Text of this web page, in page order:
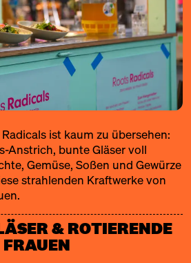
ist kaum zu übersehen:
Anstrich, bunte Gläser voll
Gemüse, Soßen und Gewürze
strahlenden Kraftwerke von
& ROTIERENDE
FRAUEN